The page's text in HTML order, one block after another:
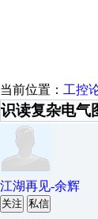
当前位置： 工控
识读复杂电气
江湖再见-余辉
关注 私信